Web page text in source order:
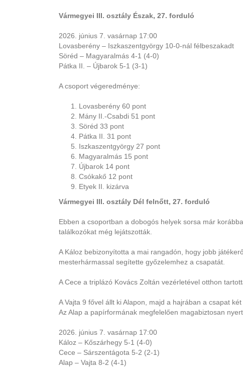
Vármegyei III. osztály Észak, 27. forduló
2026. június 7. vasárnap 17:00
Lovasberény – Iszkaszentgyörgy 10-0-nál félbeszakadt
Söréd – Magyaralmás 4-1 (4-0)
Pátka II. – Újbarok 5-1 (3-1)
A csoport végeredménye:
Lovasberény 60 pont
Mány II.-Csabdi 51 pont
Söréd 33 pont
Pátka II. 31 pont
Iszkaszentgyörgy 27 pont
Magyaralmás 15 pont
Újbarok 14 pont
Csókakő 12 pont
Etyek II. kizárva
Vármegyei III. osztály Dél felnőtt, 27. forduló
Ebben a csoportban a dobogós helyek sorsa már
találkozókat még lejátszották.
A Káloz bebizonyította a mai rangadón, hogy jobb
mesterhármassal segítette győzelemhez a csapatát.
A Cece a triplázó Kovács Zoltán vezérletével otthon
A Vajta 9 fővel állt ki Alapon, majd a hajrában a csapat
Az Alap a papírformának megfelelően magabiztosan nyert.
2026. június 7. vasárnap 17:00
Káloz – Kőszárhegy 5-1 (4-0)
Cece – Sárszentágota 5-2 (2-1)
Alap – Vajta 8-2 (4-1)